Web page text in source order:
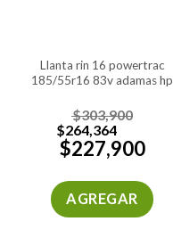
llanta rin 16 powertrac
185/55r16 83v adamas hp
$303,900
$264,364
$227,900
AGREGAR